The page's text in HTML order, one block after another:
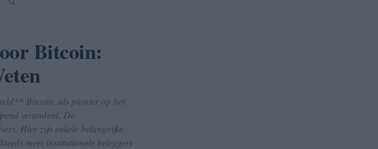
Bitcoin:
Bitcoin, als pionier op het
veranderd. De
Hier zijn enkele belangrijke
meer institutionele beleggers